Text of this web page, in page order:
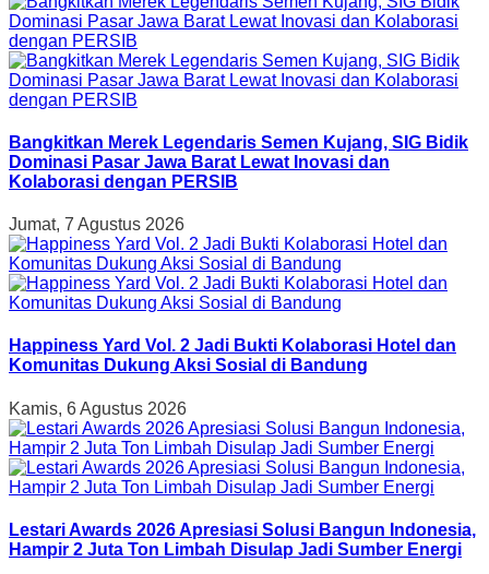
Bangkitkan Merek Legendaris Semen Kujang, SIG Bidik
Dominasi Pasar Jawa Barat Lewat Inovasi dan
Kolaborasi dengan PERSIB
Jumat, 7 Agustus 2026
Happiness Yard Vol. 2 Jadi Bukti Kolaborasi Hotel dan
Komunitas Dukung Aksi Sosial di Bandung
Kamis, 6 Agustus 2026
Lestari Awards 2026 Apresiasi Solusi Bangun Indonesia,
Hampir 2 Juta Ton Limbah Disulap Jadi Sumber Energi